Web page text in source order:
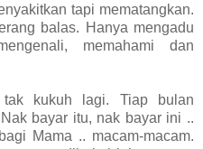
tapi mematangkan.
balas. Hanya mengadu
memahami dan
kukuh lagi. Tiap bulan
bayar itu, nak bayar ini ..
Mama .. macam-macam.